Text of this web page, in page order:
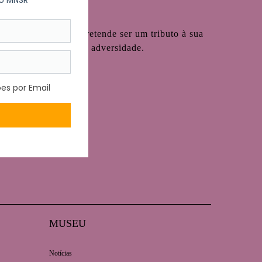
Cardoso e pretende ser um tributo à sua
fortalece na própria adversidade.
MUSEU
Notícias